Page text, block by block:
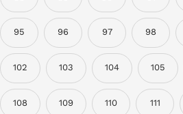
95 96 97 98
102 103 104 105
108 109 110 111